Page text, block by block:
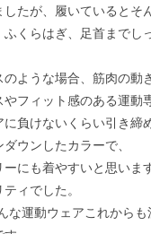
たが、履いていると
くらはぎ、足首までし
ような場合、筋肉の動
フィット感のある運動
負けないくらい引き締
ウンしたカラーで、
にも着やすいと思います
ィでした。
な運動ウェアこれからも